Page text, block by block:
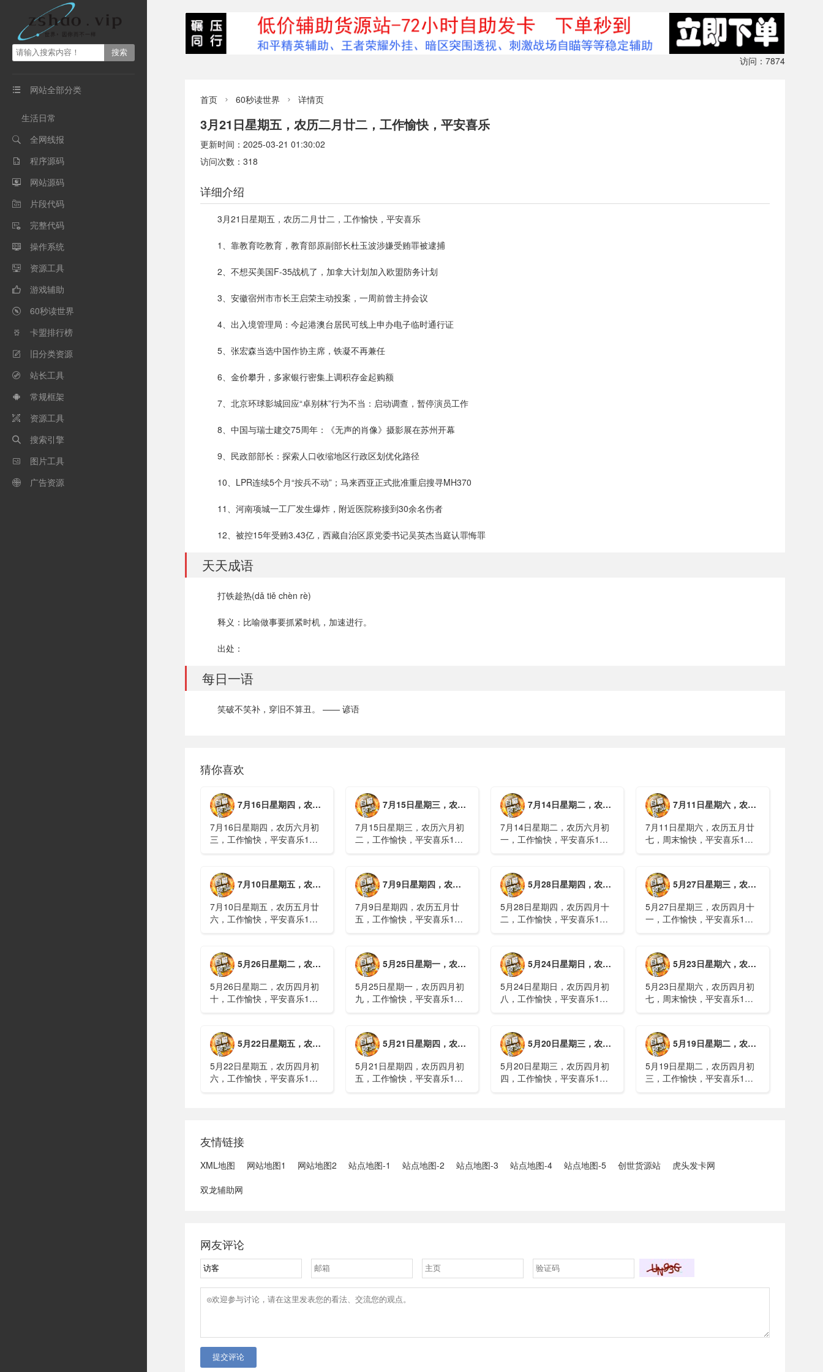
 网站全部分类
生活日常
 全网线报
 程序源码
 网站源码
 片段代码
 完整代码
 操作系统
 资源工具
 游戏辅助
 60秒读世界
 卡盟排行榜
 旧分类资源
 站长工具
 常规框架
 资源工具
 搜索引擎
 图片工具
 广告资源
访问：7874
首页  60秒读世界  详情页
3月21日星期五，农历二月廿二，工作愉快，平安喜乐
更新时间：2025-03-21 01:30:02
访问次数：318
详细介绍
3月21日星期五，农历二月廿二，工作愉快，平安喜乐
1、靠教育吃教育，教育部原副部长杜玉波涉嫌受贿罪被逮捕
2、不想买美国F-35战机了，加拿大计划加入欧盟防务计划
3、安徽宿州市市长王启荣主动投案，一周前曾主持会议
4、出入境管理局：今起港澳台居民可线上申办电子临时通行证
5、张宏森当选中国作协主席，铁凝不再兼任
6、金价攀升，多家银行密集上调积存金起购额
7、北京环球影城回应“卓别林”行为不当：启动调查，暂停演员工作
8、中国与瑞士建交75周年：《无声的肖像》摄影展在苏州开幕
9、民政部部长：探索人口收缩地区行政区划优化路径
10、LPR连续5个月“按兵不动”；马来西亚正式批准重启搜寻MH370
11、河南项城一工厂发生爆炸，附近医院称接到30余名伤者
12、被控15年受贿3.43亿，西藏自治区原党委书记吴英杰当庭认罪悔罪
天天成语
打铁趁热(dǎ tiě chèn rè)
释义：比喻做事要抓紧时机，加速进行。
出处：
每日一语
笑破不笑补，穿旧不算丑。 —— 谚语
猜你喜欢
7月16日星期四，农历六月初三，工作愉快，平安喜乐
7月16日星期四，农历六月初
三，工作愉快，平安喜乐1、
伊战争或升级，特朗普召集会
议讨论大规模进攻3、深圳一
商住楼加装......
7月15日星期三，农历六月初二，工作愉快，平安喜乐
7月15日星期三，农历六月初
二，工作愉快，平安喜乐1、
案2、全球首款实体瘤CAR-T
细胞治疗走向临床，上海多家
医院开......
7月14日星期二，农历六月初一，工作愉快，平安喜乐
7月14日星期二，农历六月初
一，工作愉快，平安喜乐1、
停业2、广西梧州万秀区：累
计发现登革热病例228例，已
治愈出院1......
7月11日星期六，农历五月廿七，周末愉快，平安喜乐
7月11日星期六，农历五月廿
七，周末愉快，平安喜乐1、
8000多人被困，总台记者徒步
近6小时抵达乡政府3、上海发
布海......
7月10日星期五，农历五月廿六，工作愉快，平安喜乐
7月10日星期五，农历五月廿
六，工作愉快，平安喜乐1、
山体滑坡：21名林场工人遇
难，年龄最长者近6旬3、近亿
元高标......
7月9日星期四，农历五月廿五，工作愉快，平安喜乐
7月9日星期四，农历五月廿
五，工作愉快，平安喜乐1、
家科技进步一等奖！同济大学
为纳米制造铸就“精准标尺”3、
四川宜宾高......
5月28日星期四，农历四月十二，工作愉快，平安喜乐
5月28日星期四，农历四月十
二，工作愉快，平安喜乐1、
果(金)埃博拉疫情仍处于暴发
初期，主要传播方式为体液接
触3、......
5月27日星期三，农历四月十一，工作愉快，平安喜乐
5月27日星期三，农历四月十
一，工作愉快，平安喜乐1、
2、媒体：重庆永川一村会计
打电话叫醒乡亲后失联，遗体
被找到确认遇难......
5月26日星期二，农历四月初十，工作愉快，平安喜乐
5月26日星期二，农历四月初
十，工作愉快，平安喜乐1、
15年2、神舟二十三号载人飞
船与空间站组合体完成自主快
速交会对接......
5月25日星期一，农历四月初九，工作愉快，平安喜乐
5月25日星期一，农历四月初
九，工作愉快，平安喜乐1、
接2、山洪等地质灾害风险
大，重庆永川连续暴雨已致17
人失联，1人......
5月24日星期日，农历四月初八，工作愉快，平安喜乐
5月24日星期日，农历四月初
八，工作愉快，平安喜乐1、
一煤矿爆炸已致8人死亡，井
下38人正在全力搜救3、张国
清赶赴山......
5月23日星期六，农历四月初七，周末愉快，平安喜乐
5月23日星期六，农历四月初
七，周末愉快，平安喜乐1、
常住地提供基本公共服务的实
施意见》2、珠江流域进入“龙
舟水”降雨......
5月22日星期五，农历四月初六，工作愉快，平安喜乐
5月22日星期五，农历四月初
六，工作愉快，平安喜乐1、
3、司法部：......
5月21日星期四，农历四月初五，工作愉快，平安喜乐
5月21日星期四，农历四月初
五，工作愉快，平安喜乐1、
5月20日星期三，农历四月初四，工作愉快，平安喜乐
5月20日星期三，农历四月初
四，工作愉快，平安喜乐1、
5月19日星期二，农历四月初三，工作愉快，平安喜乐
5月19日星期二，农历四月初
三，工作愉快，平安喜乐1、
友情链接
XML地图 网站地图1 网站地图2 站点地图-1 站点地图-2 站点地图-3 站点地图-4 站点地图-5 创世货源站
虎头发卡网
双龙辅助网
网友评论
提交评论